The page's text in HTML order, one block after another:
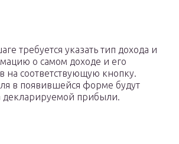
требуется указать тип дохода и
о самом доходе и его
на соответствующую кнопку.
в появившейся форме будут
декларируемой прибыли.